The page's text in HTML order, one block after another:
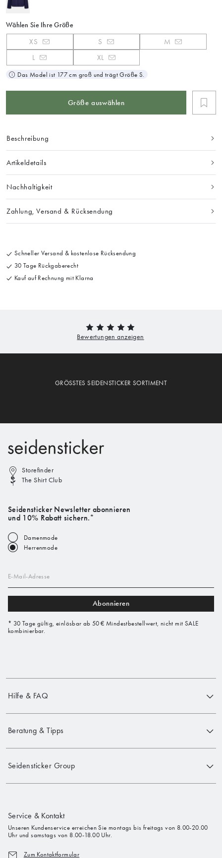
Wählen Sie Ihre Größe
XS S
M
L
XL
Das Model ist 177 cm groß und trägt Größe S.
Größe auswählen
Beschreibung
Artikeldetails
Nachhaltigkeit
Zahlung, Versand & Rücksendung
Schneller Versand & kostenlose Rücksendung
30 Tage Rückgaberecht
Kauf auf Rechnung mit Klarna
GRÖSSTES SEIDENSTICKER SORTIMENT
Storefinder
The Shirt Club
Seidensticker Newsletter abonnieren
und 10% Rabatt sichern.*
Damenmode
Herrenmode
E-Mail-Adresse
Abonnieren
* 30 Tage gültig, einlösbar ab 50 € Mindestbestellwert, nicht mit SALE
kombinierbar.
Hilfe & FAQ
Beratung & Tipps
Seidensticker Group
Service & Kontakt
Unseren Kundenservice erreichen Sie montags bis freitags von 8.00-20.00
Uhr und samstags von 8.00-18.00 Uhr.
Zum Kontaktformular